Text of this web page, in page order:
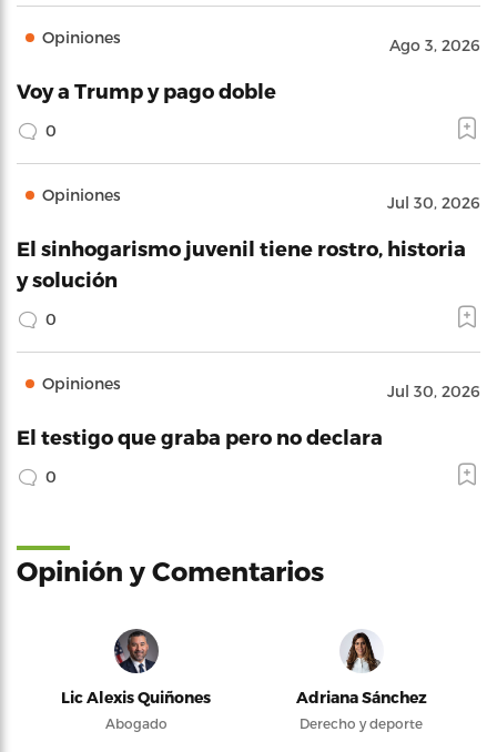
Opiniones Ago 3, 2026
Voy a Trump y pago doble
0
Opiniones Jul 30, 2026
El sinhogarismo juvenil tiene rostro, historia
y solución
0
Opiniones Jul 30, 2026
El testigo que graba pero no declara
0
Opinión y Comentarios
Lic Alexis Quiñones
Abogado
Adriana Sánchez
Derecho y deporte